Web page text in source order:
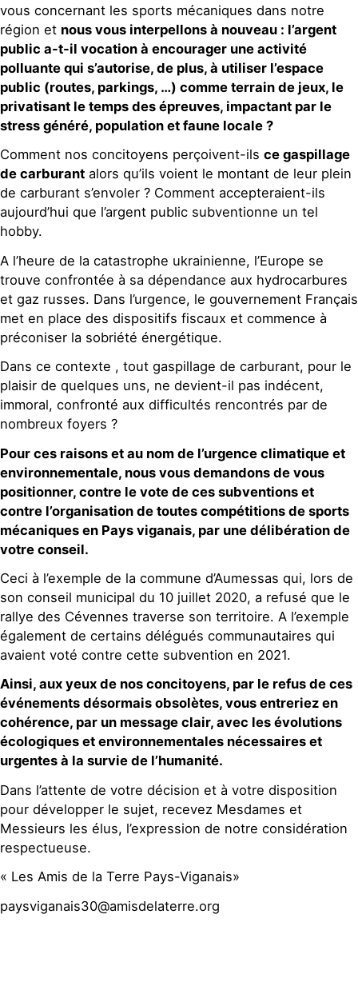
vous concernant les sports mécaniques dans notre
région et nous vous interpellons à nouveau : l’argent
public a-t-il vocation à encourager une activité
polluante qui s’autorise, de plus, à utiliser l’espace
public (routes, parkings, …) comme terrain de jeux, le
privatisant le temps des épreuves, impactant par le
stress généré, population et faune locale ?
Comment nos concitoyens perçoivent-ils ce gaspillage
de carburant alors qu’ils voient le montant de leur plein
de carburant s’envoler ? Comment accepteraient-ils
aujourd’hui que l’argent public subventionne un tel
hobby.
A l’heure de la catastrophe ukrainienne, l’Europe se
trouve confrontée à sa dépendance aux hydrocarbures
et gaz russes. Dans l’urgence, le gouvernement Français
met en place des dispositifs fiscaux et commence à
préconiser la sobriété énergétique.
Dans ce contexte , tout gaspillage de carburant, pour le
plaisir de quelques uns, ne devient-il pas indécent,
immoral, confronté aux difficultés rencontrés par de
nombreux foyers ?
Pour ces raisons et au nom de l’urgence climatique et
environnementale, nous vous demandons de vous
positionner, contre le vote de ces subventions et
contre l’organisation de toutes compétitions de sports
mécaniques en Pays viganais, par une délibération de
votre conseil.
Ceci à l’exemple de la commune d’Aumessas qui, lors de
son conseil municipal du 10 juillet 2020, a refusé que le
rallye des Cévennes traverse son territoire. A l’exemple
également de certains délégués communautaires qui
avaient voté contre cette subvention en 2021.
Ainsi, aux yeux de nos concitoyens, par le refus de ces
événements désormais obsolètes, vous entreriez en
cohérence, par un message clair, avec les évolutions
écologiques et environnementales nécessaires et
urgentes à la survie de l’humanité.
Dans l’attente de votre décision et à votre disposition
pour développer le sujet, recevez Mesdames et
Messieurs les élus, l’expression de notre considération
respectueuse.
« Les Amis de la Terre Pays-Viganais»
paysviganais30@amisdelaterre.org